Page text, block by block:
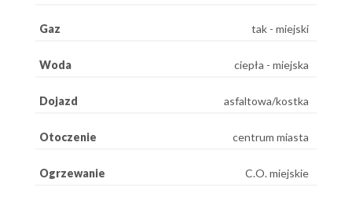
Gaz tak - miejski
Woda ciepła - miejska
Dojazd asfaltowa/kostka
Otoczenie centrum miasta
Ogrzewanie C.O. miejskie